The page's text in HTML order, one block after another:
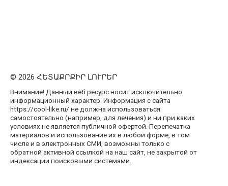
© 2026 ՀԵՏԱՔՐՔԻՐ ԼՈՒՐԵՐ
Внимание! Данный веб ресурс носит исключительно
информационный характер. Информация с сайта
https://cool-like.ru/ не должна использоваться
самостоятельно (например, для лечения) и ни при каких
условиях не является публичной офертой. Перепечатка
материалов и использование их в любой форме, в том
числе и в электронных СМИ, возможны только с
обратной активной ссылкой на наш сайт, не закрытой от
индексации поисковыми системами.